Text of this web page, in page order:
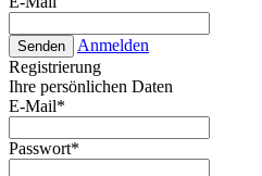
Senden
Anmelden
Registrierung
Ihre persönlichen Daten
E-Mail*
Passwort*